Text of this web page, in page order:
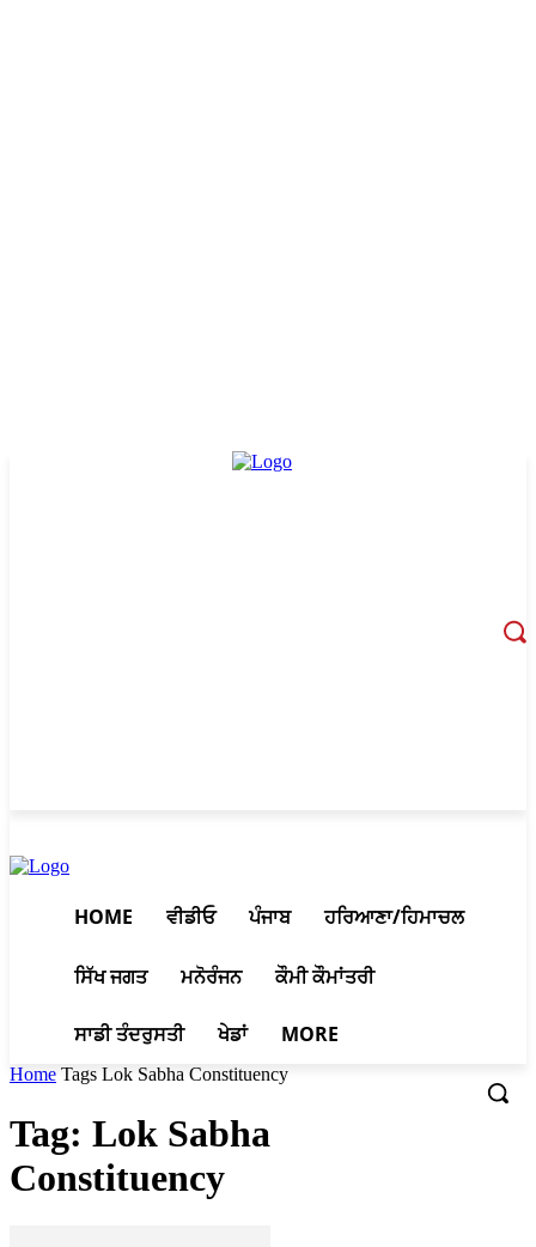
HOME ਵੀਡੀਓ ਪੰਜਾਬ ਹਰਿਆਣਾ/ਹਿਮਾਚਲ
ਸਿੱਖ ਜਗਤ ਮਨੋਰੰਜਨ ਕੌਮੀ ਕੌਮਾਂਤਰੀ
ਸਾਡੀ ਤੰਦਰੁਸਤੀ ਖੇਡਾਂ MORE
Home Tags Lok Sabha Constituency
Tag: Lok Sabha
Constituency